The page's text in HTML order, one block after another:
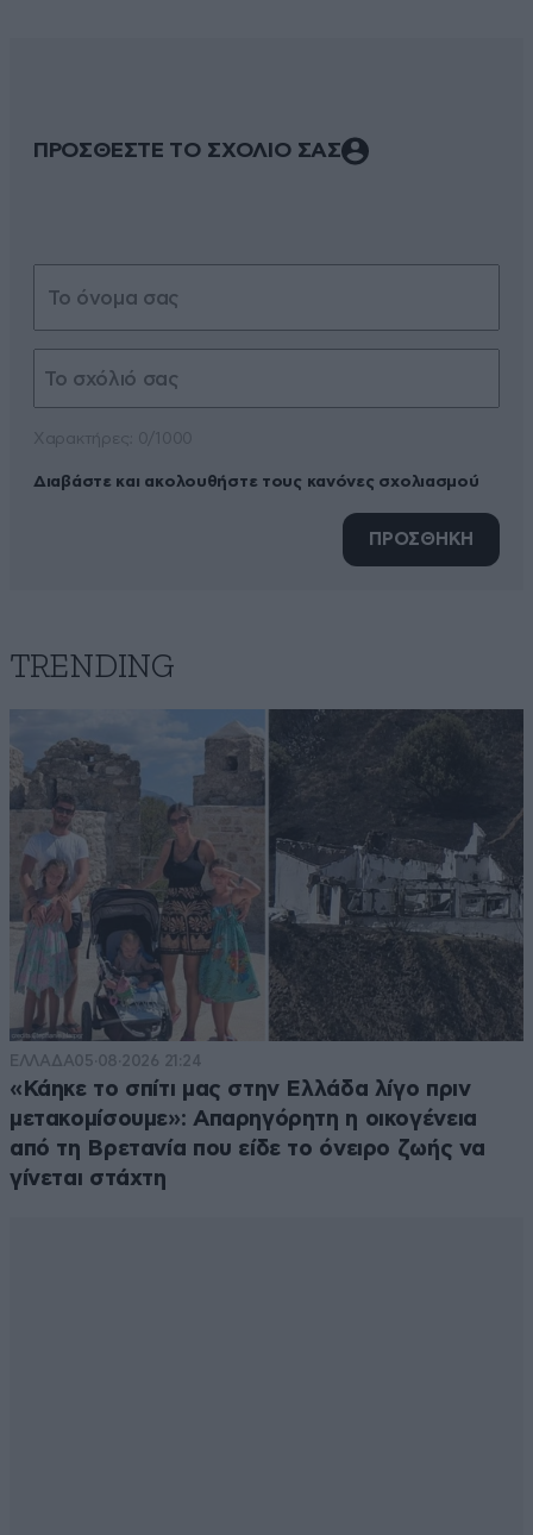
ΠΡΟΣΘΕΣΤΕ ΤΟ ΣΧΟΛΙΟ ΣΑΣ
Διαβάστε και ακολουθήστε τους κανόνες σχολιασμού
ΠΡΟΣΘΗΚΗ
TRENDING
ΕΛΛΑΔΑ05·08·2026 21:24
«Κάηκε το σπίτι μας στην Ελλάδα λίγο πριν
μετακομίσουμε»: Απαρηγόρητη η οικογένεια
από τη Βρετανία που είδε το όνειρο ζωής να
γίνεται στάχτη